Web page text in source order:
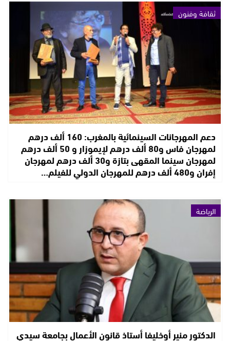
ثقافة وفنون
دعم المهرجانات السينمائية بالمغرب: 160 ألف درهم
لمهرجان فاس و80 ألف درهم لإيموزار و 50 ألف درهم
لمهرجان سينما المقهى بتازة و30 ألف درهم لمهرجان
إفران و480 ألف درهم للمهرجان الدولي للفيلم…
الرياضة
الدكتور منير أوخليفا أستاذ قانون الأعمال بجامعة سيدي